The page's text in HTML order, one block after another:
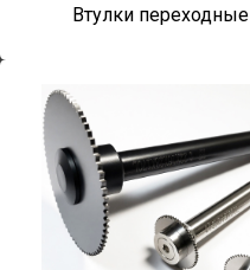
Втулки переходные